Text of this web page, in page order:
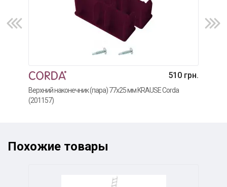
510 грн.
Верхний наконечник (пара) 77x25 мм KRAUSE Corda
(201157)
Похожие товары